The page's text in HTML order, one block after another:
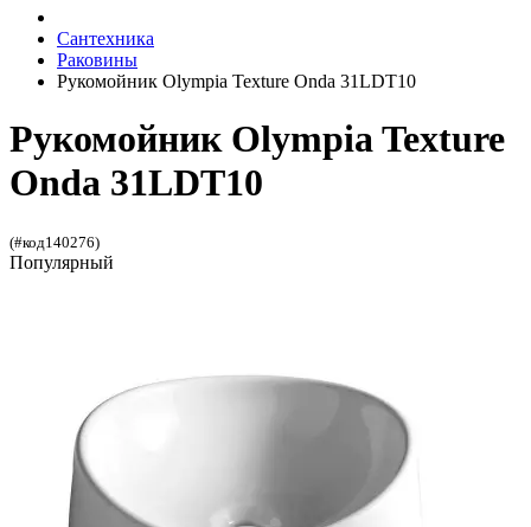
Сантехника
Раковины
Рукомойник Olympia Texture Onda 31LDT10
Рукомойник Olympia Texture
Onda 31LDT10
(#код140276)
Популярный